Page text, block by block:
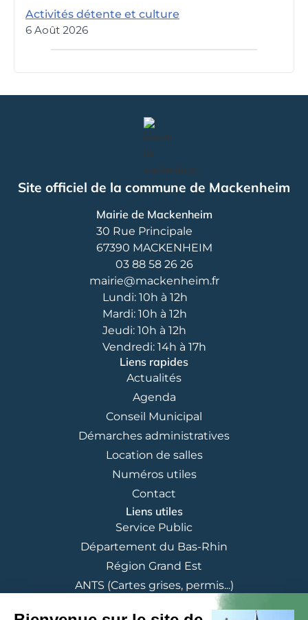
Activités détente et culture
6 Août 2026
Site officiel de la commune de Mackenheim
Mairie de Mackenheim
30 Rue Principale
67390 MACKENHEIM
03 88 58 26 26
mairie@mackenheim.fr
Lundi: 10h à 12h
Mardi: 10h à 12h
Jeudi: 10h à 12h
Vendredi: 14h à 17h
Liens rapides
Actualités
Agenda
Conseil Municipal
Démarches administratives
Location de salles
Numéros utiles
Contact
Liens utiles
Service Public
Département du Bas-Rhin
Région Grand Est
ANTS (Cartes grises, permis...)